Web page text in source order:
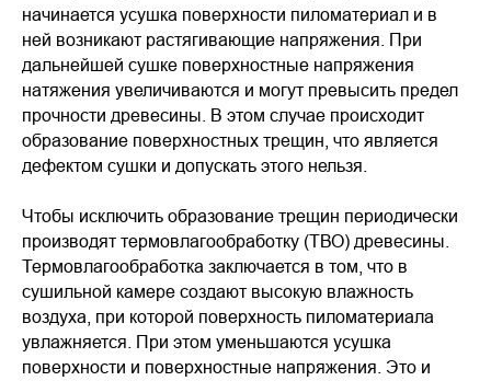
начинается усушка поверхности пиломатериал и в
ней возникают растягивающие напряжения. При
дальнейшей сушке поверхностные напряжения
натяжения увеличиваются и могут превысить предел
прочности древесины. В этом случае происходит
образование поверхностных трещин, что является
дефектом сушки и допускать этого нельзя.
Чтобы исключить образование трещин периодически
производят термовлагообработку (ТВО) древесины.
Термовлагообработка заключается в том, что в
сушильной камере создают высокую влажность
воздуха, при которой поверхность пиломатериала
увлажняется. При этом уменьшаются усушка
поверхности и поверхностные напряжения. Это и